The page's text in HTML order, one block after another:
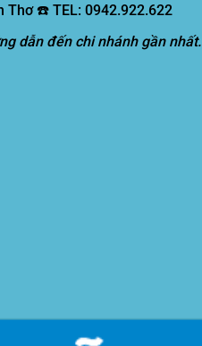
Thơ ☎️ TEL: 0942.922.622
dẫn đến chi nhánh gần nhất.